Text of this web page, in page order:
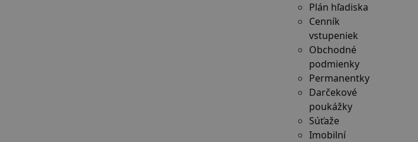
Plán hľadiska
Cenník
vstupeniek
Obchodné
podmienky
Permanentky
Darčekové
poukážky
Súťaže
Imobilní